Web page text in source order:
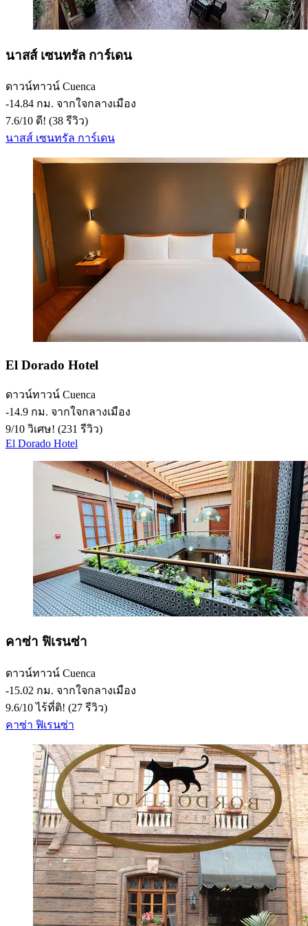
นาสส์ เซนทรัล การ์เดน
ดาวน์ทาวน์ Cuenca
‐14.84 กม. จากใจกลางเมือง
7.6/10 ดี! (38 รีวิว)
นาสส์ เซนทรัล การ์เดน
El Dorado Hotel
ดาวน์ทาวน์ Cuenca
‐14.9 กม. จากใจกลางเมือง
9/10 วิเศษ! (231 รีวิว)
El Dorado Hotel
คาซ่า ฟิเรนซ่า
ดาวน์ทาวน์ Cuenca
‐15.02 กม. จากใจกลางเมือง
9.6/10ไร้ที่ติ! (27 รีวิว)
คาซ่า ฟิเรนซ่า